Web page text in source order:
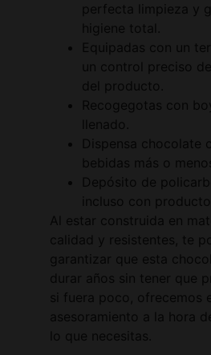
perfecta limpieza y
higiene total.
Equipadas con un
un control preciso
del producto.
Recogegotas con
llenado.
Dispensa chocolate
bebidas más o
Depósito de
incluso con
Al estar construida en
calidad y resistentes, te
garantizar que esta
durar años sin tener que
si fuera poco, ofrecemos
asesoramiento a la hora
lo que necesitas.